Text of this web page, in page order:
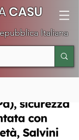
CASU
Italiana